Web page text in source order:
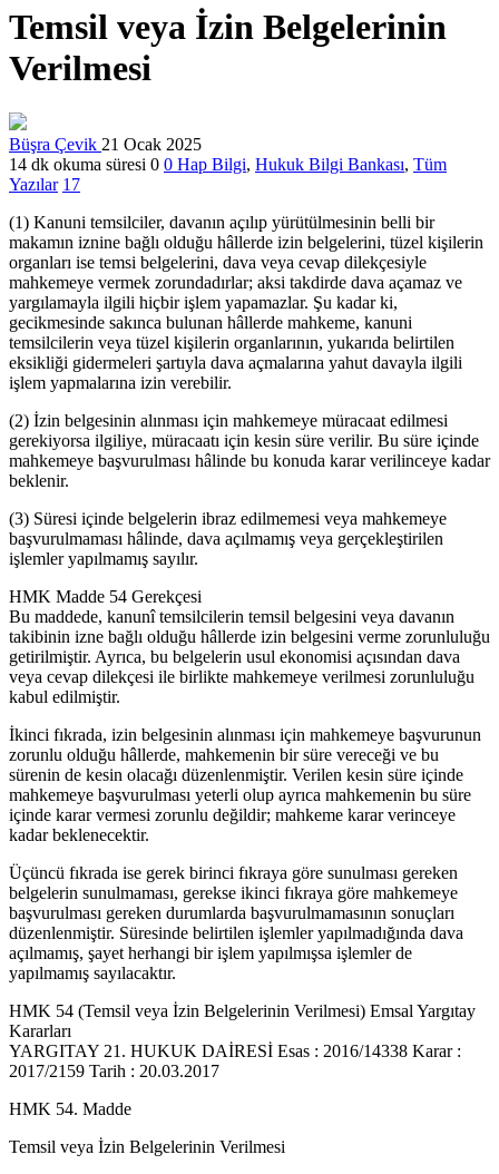
Temsil veya İzin Belgelerinin
Verilmesi
Büşra Çevik 21 Ocak 2025
14 dk okuma süresi 0 0 Hap Bilgi, Hukuk Bilgi Bankası, Tüm
Yazılar 17
(1) Kanuni temsilciler, davanın açılıp yürütülmesinin belli bir
makamın iznine bağlı olduğu hâllerde izin belgelerini, tüzel kişilerin
organları ise temsi belgelerini, dava veya cevap dilekçesiyle
mahkemeye vermek zorundadırlar; aksi takdirde dava açamaz ve
yargılamayla ilgili hiçbir işlem yapamazlar. Şu kadar ki,
gecikmesinde sakınca bulunan hâllerde mahkeme, kanuni
temsilcilerin veya tüzel kişilerin organlarının, yukarıda belirtilen
eksikliği gidermeleri şartıyla dava açmalarına yahut davayla ilgili
işlem yapmalarına izin verebilir.
(2) İzin belgesinin alınması için mahkemeye müracaat edilmesi
gerekiyorsa ilgiliye, müracaatı için kesin süre verilir. Bu süre içinde
mahkemeye başvurulması hâlinde bu konuda karar verilinceye kadar
beklenir.
(3) Süresi içinde belgelerin ibraz edilmemesi veya mahkemeye
başvurulmaması hâlinde, dava açılmamış veya gerçekleştirilen
işlemler yapılmamış sayılır.
HMK Madde 54 Gerekçesi
Bu maddede, kanunî temsilcilerin temsil belgesini veya davanın
takibinin izne bağlı olduğu hâllerde izin belgesini verme zorunluluğu
getirilmiştir. Ayrıca, bu belgelerin usul ekonomisi açısından dava
veya cevap dilekçesi ile birlikte mahkemeye verilmesi zorunluluğu
kabul edilmiştir.
İkinci fıkrada, izin belgesinin alınması için mahkemeye başvurunun
zorunlu olduğu hâllerde, mahkemenin bir süre vereceği ve bu
sürenin de kesin olacağı düzenlenmiştir. Verilen kesin süre içinde
mahkemeye başvurulması yeterli olup ayrıca mahkemenin bu süre
içinde karar vermesi zorunlu değildir; mahkeme karar verinceye
kadar beklenecektir.
Üçüncü fıkrada ise gerek birinci fıkraya göre sunulması gereken
belgelerin sunulmaması, gerekse ikinci fıkraya göre mahkemeye
başvurulması gereken durumlarda başvurulmamasının sonuçları
düzenlenmiştir. Süresinde belirtilen işlemler yapılmadığında dava
açılmamış, şayet herhangi bir işlem yapılmışsa işlemler de
yapılmamış sayılacaktır.
HMK 54 (Temsil veya İzin Belgelerinin Verilmesi) Emsal Yargıtay
Kararları
YARGITAY 21. HUKUK DAİRESİ Esas : 2016/14338 Karar :
2017/2159 Tarih : 20.03.2017
HMK 54. Madde
Temsil veya İzin Belgelerinin Verilmesi